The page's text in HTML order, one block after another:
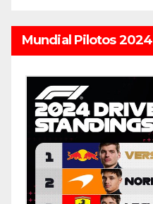
Mundial Pilotos 2024